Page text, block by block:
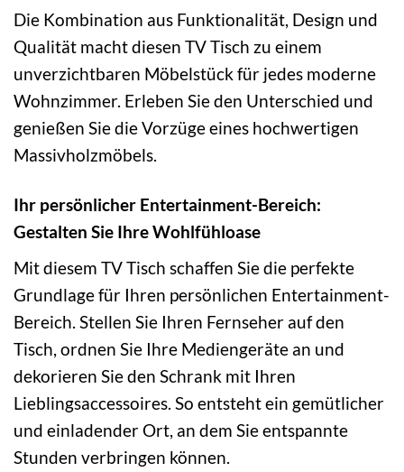
Die Kombination aus Funktionalität, Design und
Qualität macht diesen TV Tisch zu einem
unverzichtbaren Möbelstück für jedes moderne
Wohnzimmer. Erleben Sie den Unterschied und
genießen Sie die Vorzüge eines hochwertigen
Massivholzmöbels.
Ihr persönlicher Entertainment-Bereich:
Gestalten Sie Ihre Wohlfühloase
Mit diesem TV Tisch schaffen Sie die perfekte
Grundlage für Ihren persönlichen Entertainment-
Bereich. Stellen Sie Ihren Fernseher auf den
Tisch, ordnen Sie Ihre Mediengeräte an und
dekorieren Sie den Schrank mit Ihren
Lieblingsaccessoires. So entsteht ein gemütlicher
und einladender Ort, an dem Sie entspannte
Stunden verbringen können.